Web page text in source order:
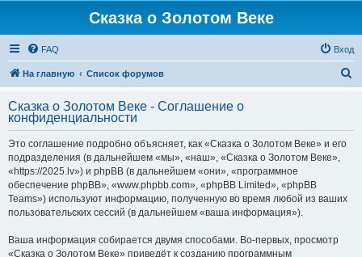
Сказка о Золотом Веке
FAQ Вход
На главную Список форумов
с
Сказка о Золотом Веке - Соглашение о
конфиденциальности
Это соглашение подробно объясняет, как «Сказка о Золотом Веке» и его
подразделения (в дальнейшем «мы», «наш», «Сказка о Золотом Веке»,
«https://2025.lv») и phpBB (в дальнейшем «они», «программное
обеспечение phpBB», «www.phpbb.com», «phpBB Limited», «phpBB
Teams») используют информацию, полученную во время любой из ваших
пользовательских сессий (в дальнейшем «ваша информация»).
Ваша информация собирается двумя способами. Во-первых, просмотр
«Сказка о Золотом Веке» приведёт к созданию программным